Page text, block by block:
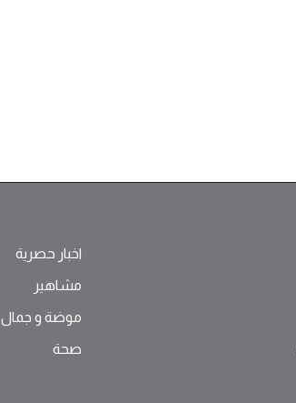
اخبار حصرية
مشاهير
موضة ‫و‬ ‫‬‫جمال‬
صحة